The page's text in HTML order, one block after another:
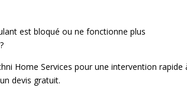
est bloqué ou ne fonctionne plus
Home Services pour une intervention rapide
devis gratuit.